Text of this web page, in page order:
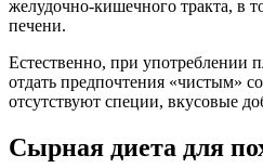
желудочно-кишечного тракта, в
печени.
Естественно, при употреблении
отдать предпочтения «чистым»
отсутствуют специи, вкусовые
Сырная диета для